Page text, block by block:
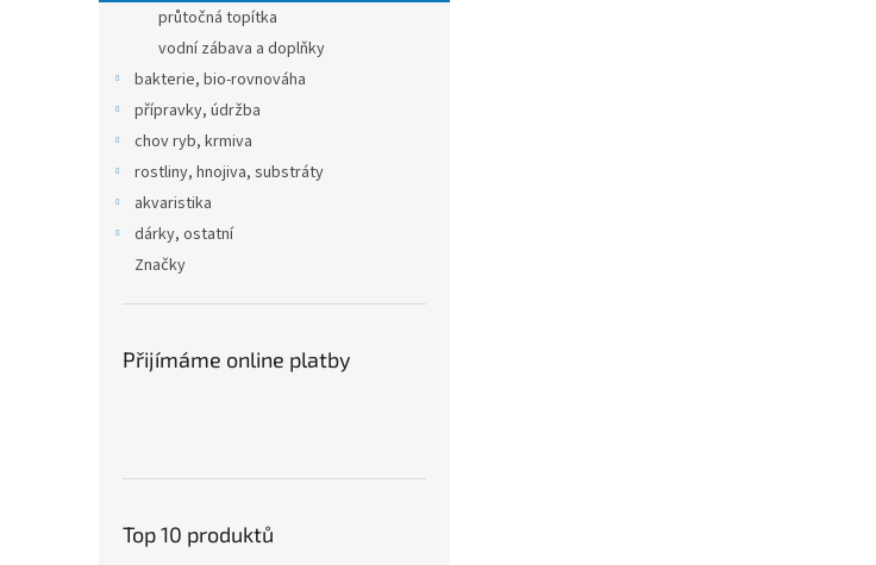
průtočná topítka
vodní zábava a doplňky
bakterie, bio-rovnováha
přípravky, údržba
chov ryb, krmiva
rostliny, hnojiva, substráty
akvaristika
dárky, ostatní
Značky
Přijímáme online platby
Top 10 produktů